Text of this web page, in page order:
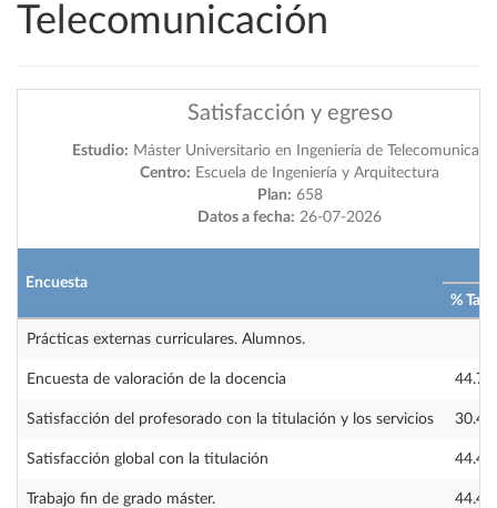
Telecomunicación
Satisfacción y egreso
Estudio: Máster Universitario en Ingeniería de
Centro: Escuela de Ingeniería y Arquitectura
Plan: 658
Datos a fecha: 26-07-2026
Encuesta
% Tasa
Prácticas externas curriculares. Alumnos.
Encuesta de valoración de la docencia 44.72
Satisfacción del profesorado con la titulación y los servicios 30.43
Satisfacción global con la titulación 44.44
Trabajo fin de grado máster.
44.44